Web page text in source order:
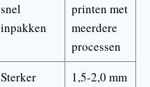
snel
inpakken
printen met
meerdere
processen
Sterker
1,5-2,0 mm